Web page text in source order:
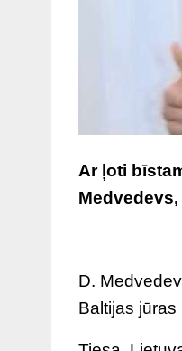
Ar ļoti
D.
Baltijas